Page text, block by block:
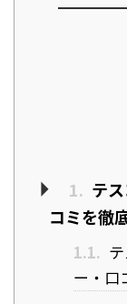
1. テ
コミを徹
1.1.
ー・口